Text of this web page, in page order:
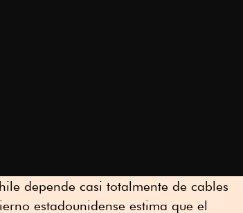
depende casi totalmente de cables
estadounidense estima que el